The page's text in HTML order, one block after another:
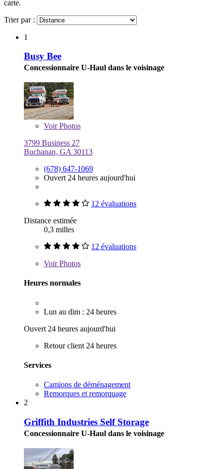
carte.
Trier par :
1
Busy Bee
Concessionnaire U-Haul dans le voisinage
VoirPhotos
3799 Business 27
Buchanan, GA 30113
(678) 647-1069
Ouvert 24 heures aujourd'hui
12 évaluations
Distance estimée
0,3 milles
12 évaluations
VoirPhotos
Heures normales
Lun au dim : 24 heures
Ouvert 24 heures aujourd'hui
Retour client 24 heures
Services
Camions de déménagement
Remorques et remorquage
2
Griffith Industries Self Storage
Concessionnaire U-Haul dans le voisinage